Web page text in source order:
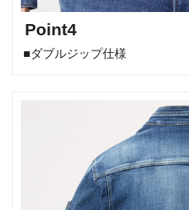
Point4
■ダブルジップ仕様